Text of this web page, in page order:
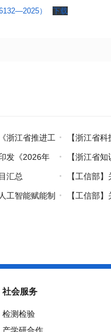
） 下载
浙江省推进工
方案》的通
【浙江省
享受支持科技
构名单核定的
发《2026年
础性保障保
【浙江省
全过程知识产
汇总
【工信部
“十五五”规划
工智能赋能制
【工信部
社会服务
检测检验